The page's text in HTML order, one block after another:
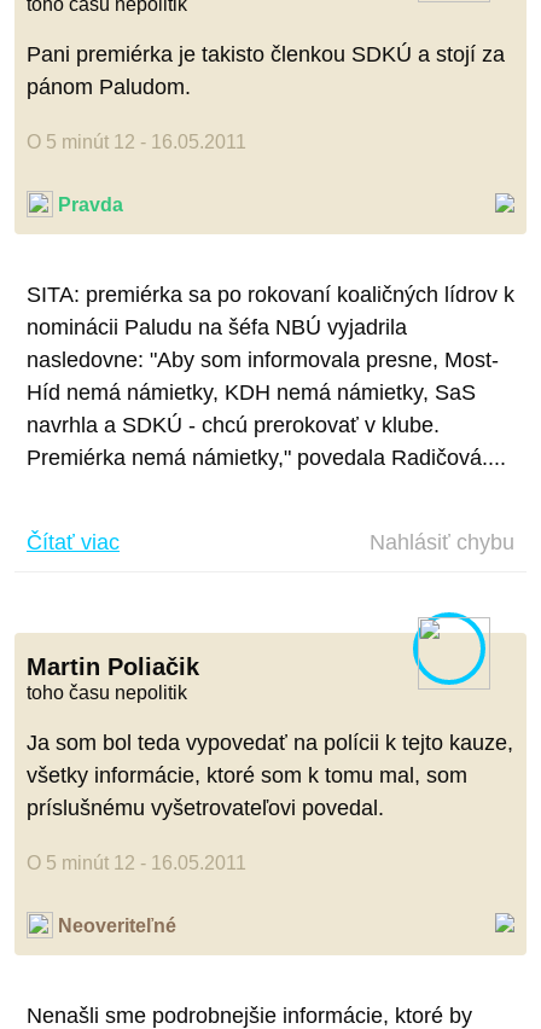
toho času nepolitik
Pani premiérka je takisto členkou SDKÚ a stojí za
pánom Paludom.
O 5 minút 12 - 16.05.2011
Pravda
SITA: premiérka sa po rokovaní koaličných lídrov k
nominácii Paludu na šéfa NBÚ vyjadrila
nasledovne: "Aby som informovala presne, Most-
Híd nemá námietky, KDH nemá námietky, SaS
navrhla a SDKÚ - chcú prerokovať v klube.
Premiérka nemá námietky," povedala Radičová....
Čítať viac Nahlásiť chybu
Martin Poliačik
toho času nepolitik
Ja som bol teda vypovedať na polícii k tejto kauze,
všetky informácie, ktoré som k tomu mal, som
príslušnému vyšetrovateľovi povedal.
O 5 minút 12 - 16.05.2011
Neoveriteľné
Nenašli sme podrobnejšie informácie, ktoré by